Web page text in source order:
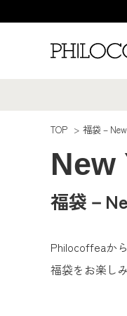
TOP > 福袋－
New
福袋－
Philocoffeaか
福袋をお楽し